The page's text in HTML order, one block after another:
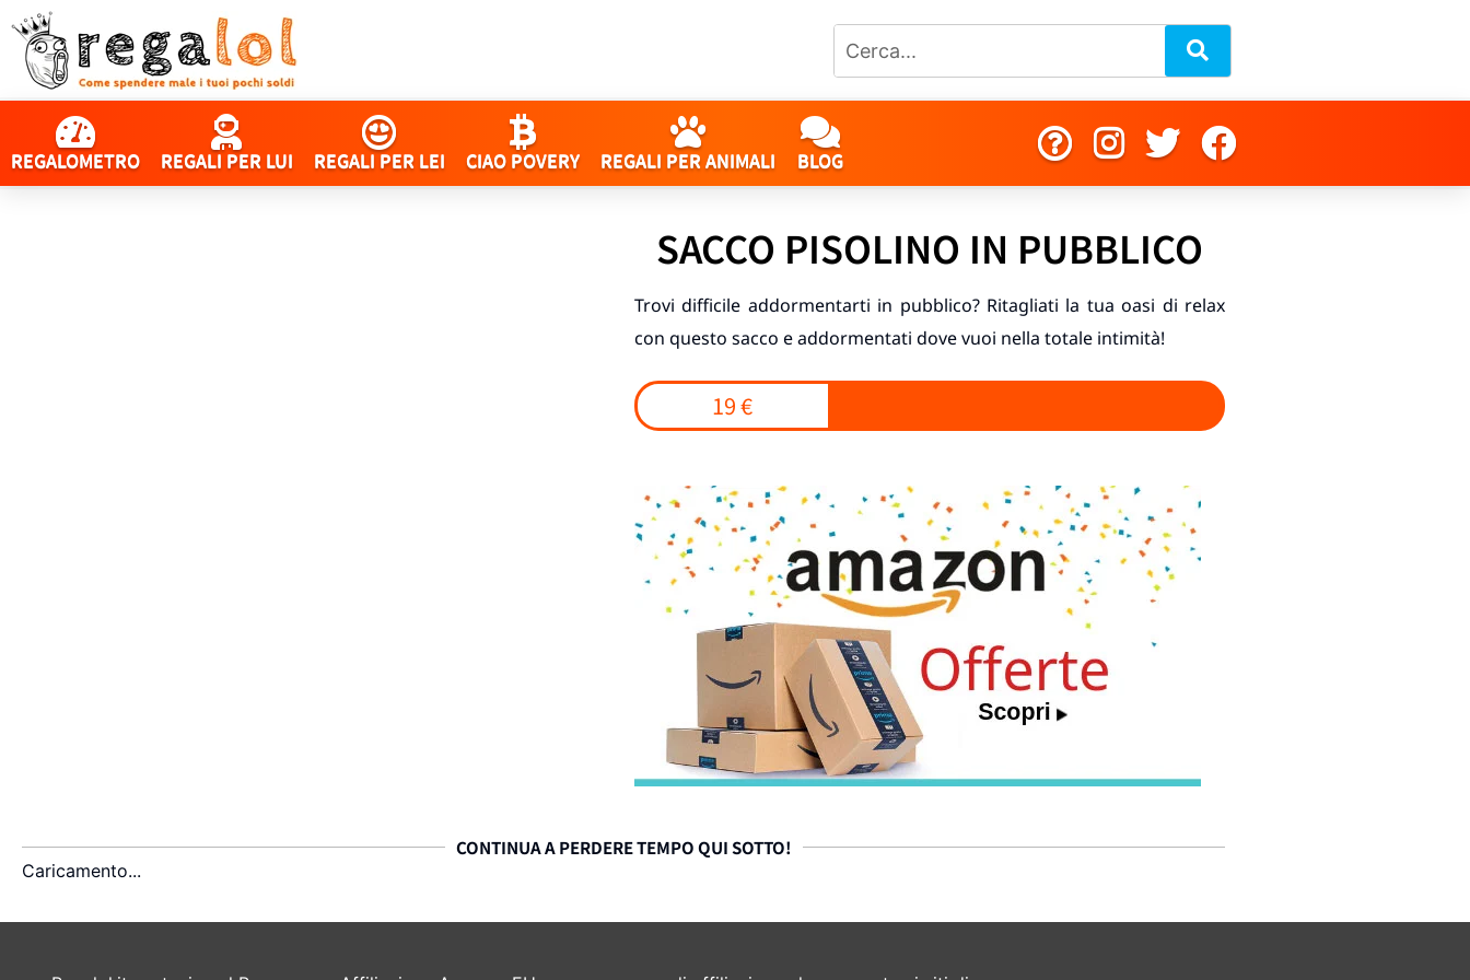
REGALOMETRO REGALI PER LUI REGALI PER LEI CIAO POVERY REGALI PER ANIMALI BLOG
SACCO PISOLINO IN PUBBLICO
Trovi difficile addormentarti in pubblico? Ritagliati la tua oasi di relax
con questo sacco e addormentati dove vuoi nella totale intimità!
19 €
CONTINUA A PERDERE TEMPO QUI SOTTO!
Caricamento...